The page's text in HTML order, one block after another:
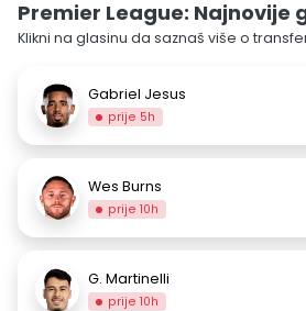
Premier League: Najnovije
Klikni na glasinu da saznaš više o
Gabriel Jesus
prije 5h
Wes Burns
prije 10h
G. Martinelli
prije 10h